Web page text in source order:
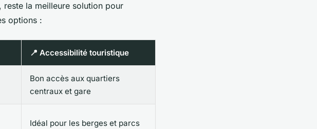
la meilleure solution pour
options :
📍 Accessibilité touristique
Bon accès aux quartiers
centraux et gare
Idéal pour les berges et parcs